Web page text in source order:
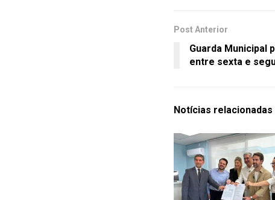
Post Anterior
Guarda Municipal
entre sexta e
Notícias relacionadas